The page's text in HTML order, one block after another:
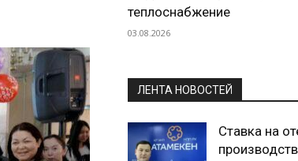
теплоснабжение
03.08.2026
ЛЕНТА НОВОСТЕЙ
Ставка на